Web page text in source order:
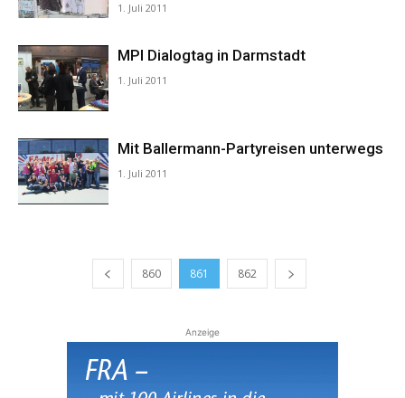
1. Juli 2011
MPI Dialogtag in Darmstadt
1. Juli 2011
Mit Ballermann-Partyreisen unterwegs
1. Juli 2011
860 861 862
Anzeige